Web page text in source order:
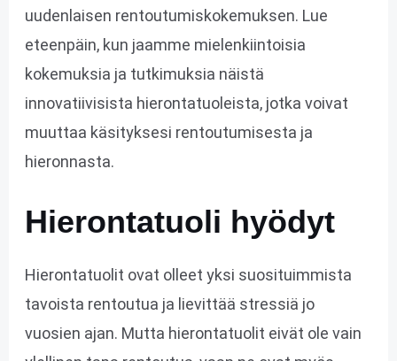
uudenlaisen rentoutumiskokemuksen. Lue
eteenpäin, kun jaamme mielenkiintoisia
kokemuksia ja tutkimuksia näistä
innovatiivisista hierontatuoleista, jotka voivat
muuttaa käsityksesi rentoutumisesta ja
hieronnasta.
Hierontatuoli hyödyt
Hierontatuolit ovat olleet yksi suosituimmista
tavoista rentoutua ja lievittää stressiä jo
vuosien ajan. Mutta hierontatuolit eivät ole vain